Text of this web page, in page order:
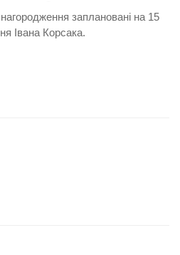
заплановані на 15
Івана Корсака.